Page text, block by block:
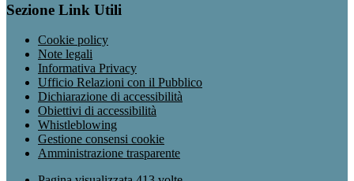
Sezione Link Utili
Cookie policy
Note legali
Informativa Privacy
Ufficio Relazioni con il Pubblico
Dichiarazione di accessibilità
Obiettivi di accessibilità
Whistleblowing
Gestione consensi cookie
Amministrazione trasparente